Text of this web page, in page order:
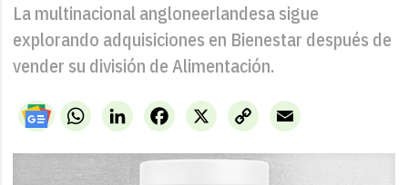
La multinacional angloneerlandesa sigue
explorando adquisiciones en Bienestar después de
vender su división de Alimentación.
WhatsAppLinkedIn X
Facebook
Copy
Link
Email